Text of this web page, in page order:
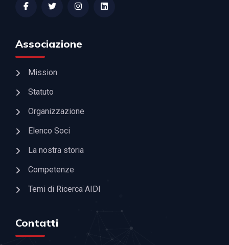
Associazione
Mission
Statuto
Organizzazione
Elenco Soci
La nostra storia
Competenze
Temi di Ricerca AIDI
Contatti